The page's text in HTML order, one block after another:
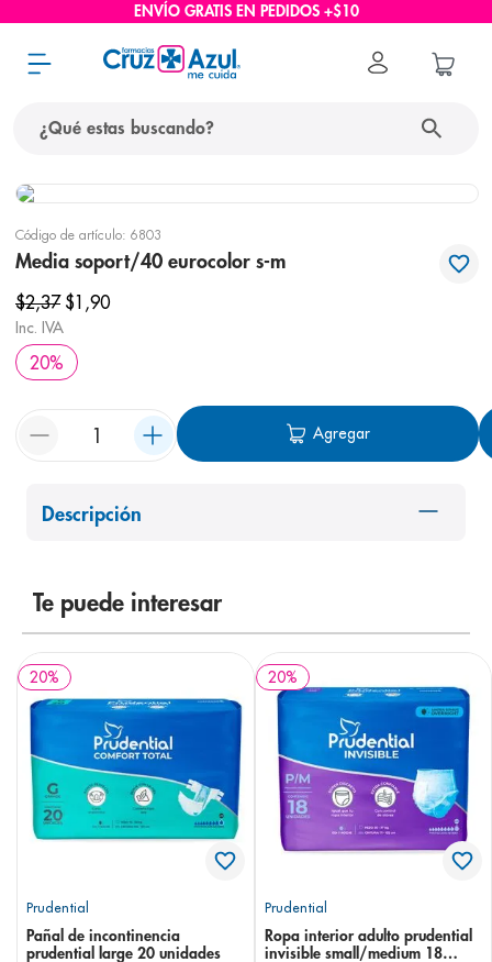
ENVÍO GRATIS EN PEDIDOS +$10
Código de artículo: 6803
Media soport/40 eurocolor s-m
$2,37 $1 ,90
Inc. IVA
20%
Agregar
Descripción
Te puede interesar
20%
Prudential
Pañal de incontinencia
prudential large 20 unidades
20%
Prudential
Ropa interior adulto prudential
invisible small/medium 18
términos más buscados
1 protector solar
3.
4. cerave
shampoo
8. pediasure
prueba embarazo